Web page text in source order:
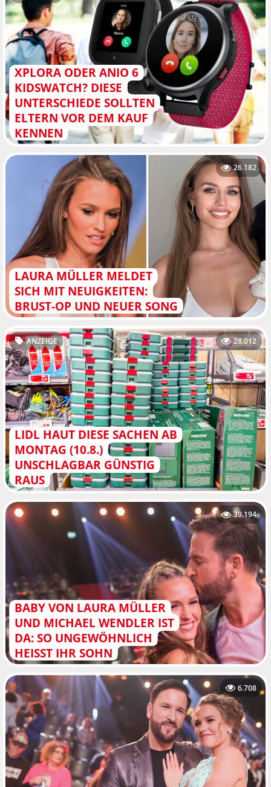
XPLORA ODER ANIO 6
KIDSWATCH? DIESE
UNTERSCHIEDE SOLLTEN
ELTERN VOR DEM KAUF
KENNEN
LAURA MÜLLER MELDET
SICH MIT NEUIGKEITEN:
BRUST-OP UND NEUER SONG
26.182
LIDL HAUT DIESE SACHEN AB
MONTAG (10.8.)
UNSCHLAGBAR GÜNSTIG
RAUS
ANZEIGE 28.012
BABY VON LAURA MÜLLER
UND MICHAEL WENDLER IST
DA: SO UNGEWÖHNLICH
HEISST IHR SOHN
39.194
6.708